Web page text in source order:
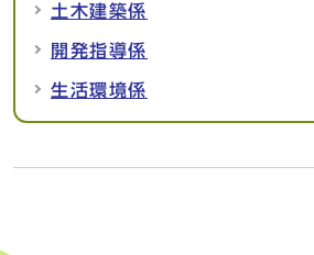
土木建築係
開発指導係
生活環境係